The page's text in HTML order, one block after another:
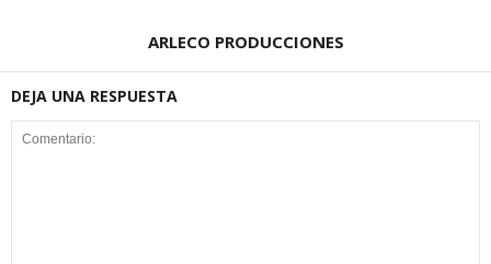
ARLECO PRODUCCIONES
DEJA UNA RESPUESTA